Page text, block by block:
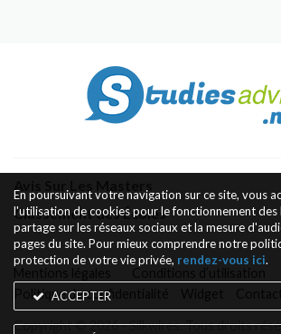
Classement des Écoles
Politique de confidentialité
Copyright © 2026 - Silkwires. Tous droits
En poursuivant votre navigation sur ce site, vous
l'utilisation de cookies pour le fonctionnement
partage sur les réseaux sociaux et la mesure
pages du site. Pour mieux comprendre notre
protection de votre vie privée, rendez-vous ici.
ACCEPTER